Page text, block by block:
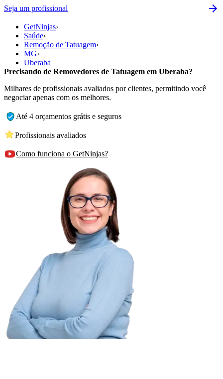
Seja um profissional
GetNinjas›
Saúde›
Remoção de Tatuagem›
MG›
Uberaba
Precisando de Removedores de Tatuagem em Uberaba?
Milhares de profissionais avaliados por clientes, permitindo você
negociar apenas com os melhores.
Até 4 orçamentos grátis e seguros
Profissionais avaliados
Como funciona o GetNinjas?